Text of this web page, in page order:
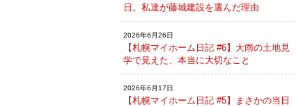
日。私達が藤城建設を選んだ理由
2026年6月26日
【札幌マイホーム日記 #6】大雨の土地見
学で見えた、本当に大切なこと
2026年6月17日
【札幌マイホーム日記 #5】まさかの当日